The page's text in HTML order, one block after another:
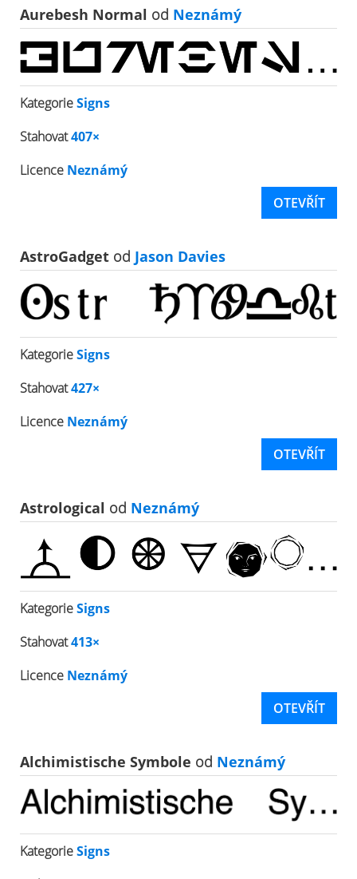
Aurebesh Normal od Neznámý
KategorieSigns
Stahovat407×
Licence Neznámý
OTEVŘÍT
AstroGadget od Jason Davies
KategorieSigns
Stahovat427×
Licence Neznámý
OTEVŘÍT
Astrological od Neznámý
KategorieSigns
Stahovat413×
Licence Neznámý
OTEVŘÍT
Alchimistische Symbole od Neznámý
KategorieSigns